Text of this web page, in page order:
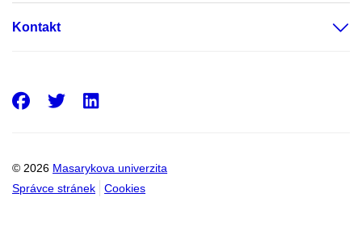
Kontakt
© 2026 Masarykova univerzita
Správce stránek
Cookies
Facebook
Twitter
LinkedIn